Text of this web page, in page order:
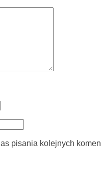
pisania kolejnych